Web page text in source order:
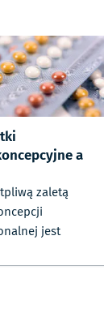
a
zaletą
jest